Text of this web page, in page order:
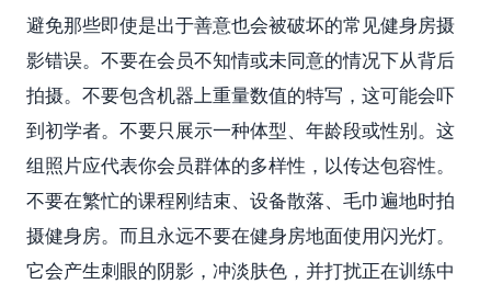
避免那些即使是出于善意也会被破坏的常见健身房摄
影错误。不要在会员不知情或未同意的情况下从背后
拍摄。不要包含机器上重量数值的特写，这可能会吓
到初学者。不要只展示一种体型、年龄段或性别。这
组照片应代表你会员群体的多样性，以传达包容性。
不要在繁忙的课程刚结束、设备散落、毛巾遍地时拍
摄健身房。而且永远不要在健身房地面使用闪光灯。
它会产生刺眼的阴影，冲淡肤色，并打扰正在训练中